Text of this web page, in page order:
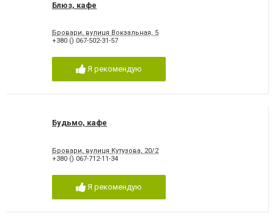
Блюз, кафе
Бровари, вулиця Вокзальная, 5
+380 () 067-502-31-57
Я рекомендую
Будьмо, кафе
Бровари, вулиця Кутузова, 20/2
+380 () 067-712-11-34
Я рекомендую